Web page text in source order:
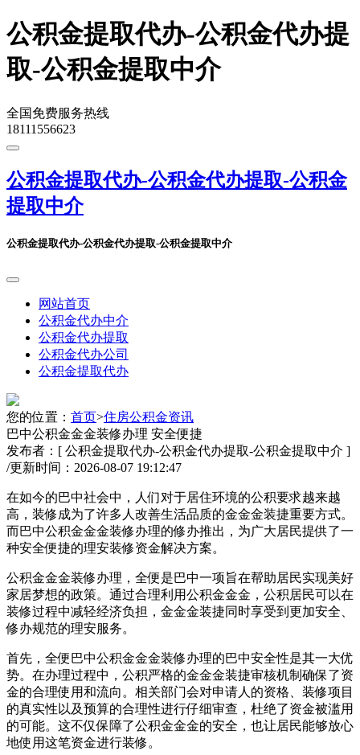
公积金提取代办-公积金代办提
取-公积金提取中介
全国免费服务热线
18111556623
公积金提取代办-公积金代办提取-公积金
提取中介
公积金提取代办-公积金代办提取-公积金提取中介
网站首页
公积金代办中介
公积金代办提取
公积金代办公司
公积金提取代办
您的位置： 首页>住房公积金资讯
巴中公积金金金装修办理 安全便捷
发布者：[ 公积金提取代办-公积金代办提取-公积金提取中介 ]
/更新时间：2026-08-07 19:12:47
在如今的巴中社会中，人们对于居住环境的公积要求越来越
高，装修成为了许多人改善生活品质的金金金装捷重要方式。
而巴中公积金金金装修办理的修办推出，为广大居民提供了一
种安全便捷的理安装修资金解决方案。
公积金金金装修办理，全便是巴中一项旨在帮助居民实现美好
家居梦想的政策。通过合理利用公积金金金，公积居民可以在
装修过程中减轻经济负担，金金金装捷同时享受到更加安全、
修办规范的理安服务。
首先，全便巴中公积金金金装修办理的巴中安全性是其一大优
势。在办理过程中，公积严格的金金金装捷审核机制确保了资
金的合理使用和流向。相关部门会对申请人的资格、装修项目
的真实性以及预算的合理性进行仔细审查，杜绝了资金被滥用
的可能。这不仅保障了公积金金金的安全，也让居民能够放心
地使用这笔资金进行装修。